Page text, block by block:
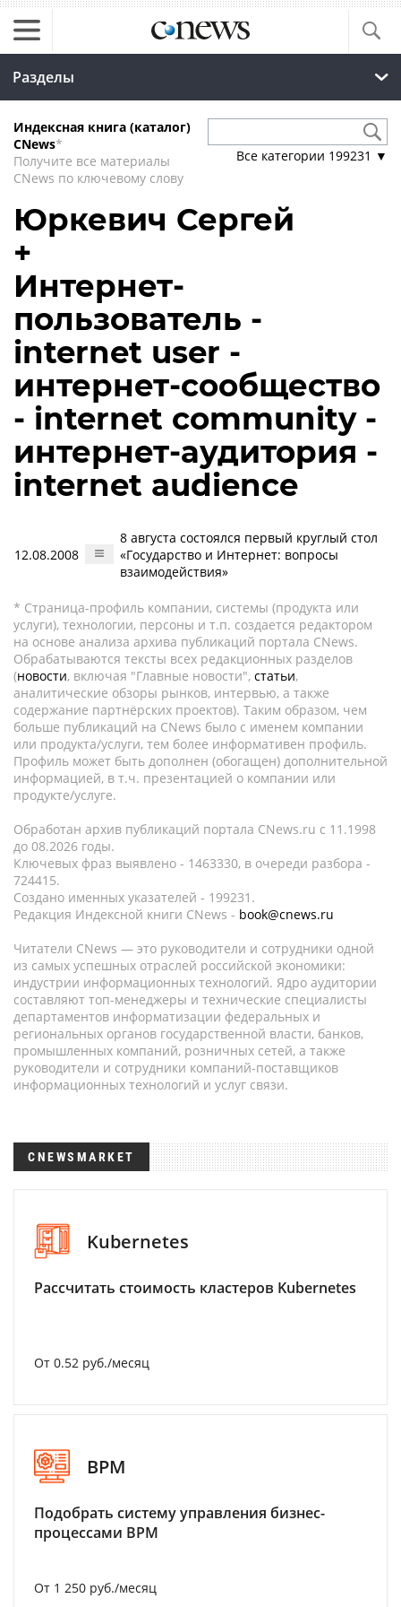
Разделы
Индексная книга (каталог)
CNews*
Получите все материалы
CNews по ключевому слову
Все категории 199231 ▼
Юркевич Сергей
+
Интернет-
пользователь -
internet user -
интернет-сообщество
- internet community -
интернет-аудитория -
internet audience
12.08.2008
8 августа состоялся первый круглый стол
«Государство и Интернет: вопросы
взаимодействия»
* Страница-профиль компании, системы (продукта или
услуги), технологии, персоны и т.п. создается редактором
на основе анализа архива публикаций портала CNews.
Обрабатываются тексты всех редакционных разделов
(новости, включая "Главные новости", статьи,
аналитические обзоры рынков, интервью, а также
содержание партнёрских проектов). Таким образом, чем
больше публикаций на CNews было с именем компании
или продукта/услуги, тем более информативен профиль.
Профиль может быть дополнен (обогащен) дополнительной
информацией, в т.ч. презентацией о компании или
продукте/услуге.
Обработан архив публикаций портала CNews.ru c 11.1998
до 08.2026 годы.
Ключевых фраз выявлено - 1463330, в очереди разбора -
724415.
Создано именных указателей - 199231.
Редакция Индексной книги CNews - book@cnews.ru
Читатели CNews — это руководители и сотрудники одной
из самых успешных отраслей российской экономики:
индустрии информационных технологий. Ядро аудитории
составляют топ-менеджеры и технические специалисты
департаментов информатизации федеральных и
региональных органов государственной власти, банков,
промышленных компаний, розничных сетей, а также
руководители и сотрудники компаний-поставщиков
информационных технологий и услуг связи.
CNEWSMARKET
Kubernetes
Рассчитать стоимость кластеров Kubernetes
От 0.52 руб./месяц
BPM
Подобрать систему управления бизнес-
процессами BPM
От 1 250 руб./месяц